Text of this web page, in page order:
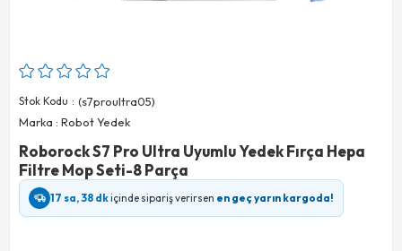
Stok Kodu
(s7proultra05)
Marka : Robot Yedek
Roborock S7 Pro Ultra Uyumlu Yedek Fırça Hepa
Filtre Mop Seti-8 Parça
17 sa, 38 dkiçinde sipariş verirsen en geç yarın kargoda!